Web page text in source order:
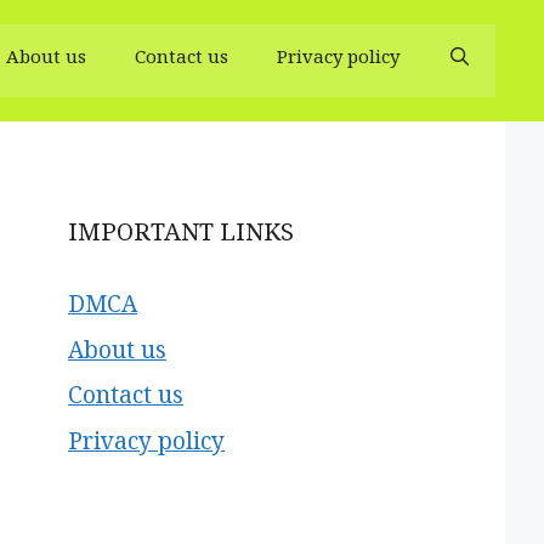
About us Contact us Privacy policy
IMPORTANT LINKS
DMCA
About us
Contact us
Privacy policy